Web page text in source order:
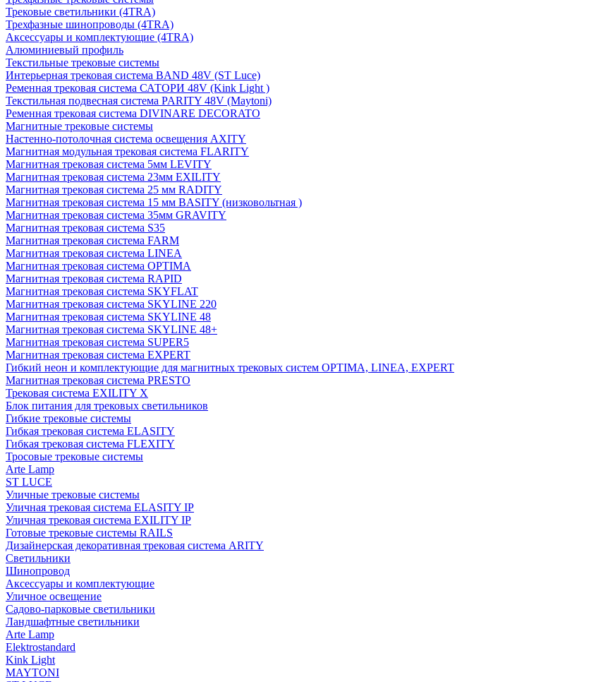
Трековые светильники (4TRA)
Трехфазные шинопроводы (4TRA)
Аксессуары и комплектующие (4TRA)
Алюминиевый профиль
Текстильные трековые системы
Интерьерная трековая система BAND 48V (ST Luce)
Ременная трековая система САТОРИ 48V (Kink Light )
Текстильная подвесная система PARITY 48V (Maytoni)
Ременная трековая система DIVINARE DECORATO
Магнитные трековые системы
Настенно-потолочная система освещения AXITY
Магнитная модульная трековая система FLARITY
Магнитная трековая система 5мм LEVITY
Магнитная трековая система 23мм EXILITY
Магнитная трековая система 25 мм RADITY
Магнитная трековая система 15 мм BASITY (низковольтная )
Магнитная трековая система 35мм GRAVITY
Магнитная трековая система S35
Магнитная трековая система FARM
Магнитная трековая система LINEA
Магнитная трековая система OPTIMA
Магнитная трековая система RAPID
Магнитная трековая система SKYFLAT
Магнитная трековая система SKYLINE 220
Магнитная трековая система SKYLINE 48
Магнитная трековая система SKYLINE 48+
Магнитная трековая система SUPER5
Магнитная трековая система EXPERT
Гибкий неон и комплектующие для магнитных трековых систем OPTIMA, LINEA, EXPERT
Магнитная трековая система PRESTO
Трековая система EXILITY X
Блок питания для трековых светильников
Гибкие трековые системы
Гибкая трековая система ELASITY
Гибкая трековая система FLEXITY
Тросовые трековые системы
Arte Lamp
ST LUCE
Уличные трековые системы
Уличная трековая система ELASITY IP
Уличная трековая система EXILITY IP
Готовые трековые системы RAILS
Дизайнерская декоративная трековая система ARITY
Светильники
Шинопровод
Аксессуары и комплектующие
Уличное освещение
Садово-парковые светильники
Ландшафтные светильники
Arte Lamp
Elektrostandard
Kink Light
MAYTONI